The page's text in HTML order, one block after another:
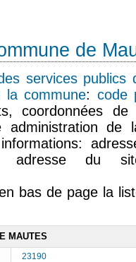
de
services publics
la commune: code
coordonnées
de
adresse du
bas de page la
MAUTES
23190